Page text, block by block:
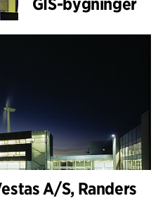
A/S, Randers